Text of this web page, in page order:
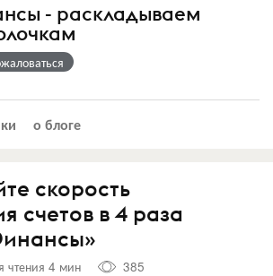
- раскладываем
о блоге
скорость
счетов в 4 раза
чтения 4 мин
385